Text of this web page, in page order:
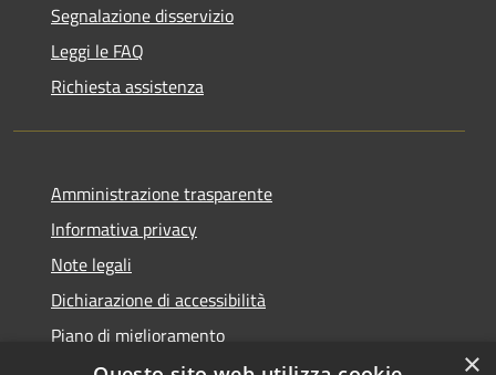
Segnalazione disservizio
Leggi le FAQ
Richiesta assistenza
Amministrazione trasparente
Informativa privacy
Note legali
Dichiarazione di accessibilità
Piano di miglioramento
×